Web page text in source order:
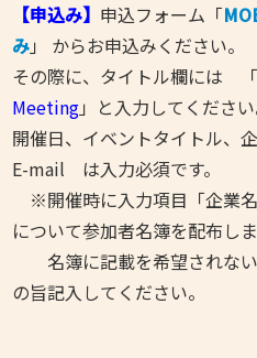
【申込み】 申込フォーム「
み」 からお申込みください。
その際に、タイトル欄には 「
Meeting」と入力してください
開催日、イベントタイトル、
E-mail は入力必須です。
※開催時に入力項目「企業名
について参加者名簿を配布しま
名簿に記載を希望されない
の旨記入してください。